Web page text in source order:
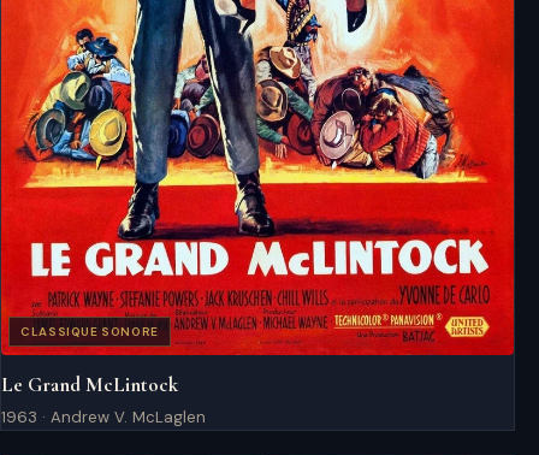
CLASSIQUE SONORE
Le Grand McLintock
1963 · Andrew V. McLaglen